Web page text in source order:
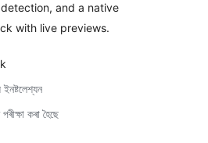
detection, and a native
with live previews.
কৰা হৈছে